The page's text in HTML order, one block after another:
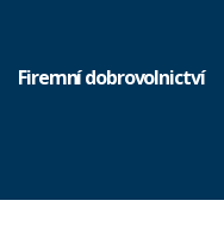
Firemní dobrovolnictví